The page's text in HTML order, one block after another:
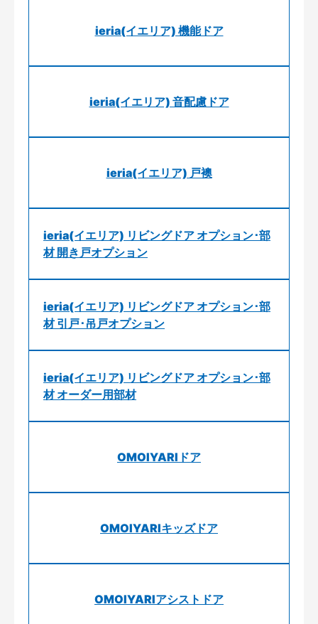
ieria(イエリア) 機能ドア
ieria(イエリア) 音配慮ドア
ieria(イエリア) 戸襖
ieria(イエリア) リビングドア オプション･部
材 開き戸オプション
ieria(イエリア) リビングドア オプション･部
材 引戸･吊戸オプション
ieria(イエリア) リビングドア オプション･部
材 オーダー用部材
OMOIYARIドア
OMOIYARIキッズドア
OMOIYARIアシストドア